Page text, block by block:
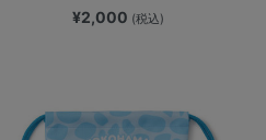
¥2,000 (税込)